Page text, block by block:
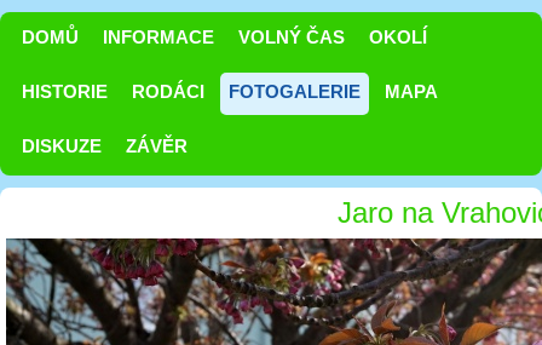
DOMŮ INFORMACE VOLNÝ ČAS OKOLÍ
HISTORIE RODÁCI FOTOGALERIE MAPA
DISKUZE ZÁVĚR
Jaro na